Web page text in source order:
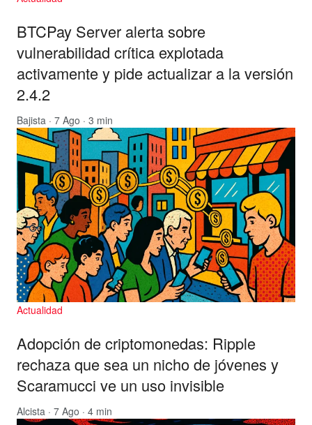
BTCPay Server alerta sobre
vulnerabilidad crítica explotada
activamente y pide actualizar a la versión
2.4.2
Bajista · 7 Ago · 3 min
Actualidad
Adopción de criptomonedas: Ripple
rechaza que sea un nicho de jóvenes y
Scaramucci ve un uso invisible
Alcista · 7 Ago · 4 min